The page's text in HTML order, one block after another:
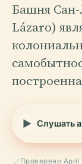
Башня Сан-
Lázaro)
Слушать
Проверено April